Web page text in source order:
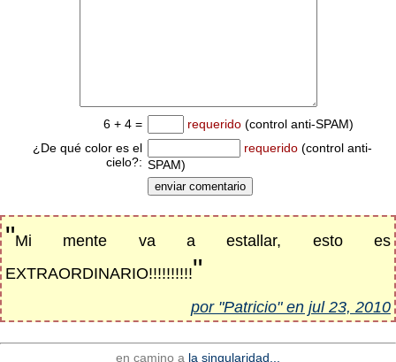
6 + 4 = requerido (control anti-SPAM)
¿De qué color es el
cielo?:
requerido (control anti-
SPAM)
"Mi mente va a estallar, esto es
EXTRAORDINARIO!!!!!!!!!!"
por "Patricio" en jul 23, 2010
en camino a la singularidad...